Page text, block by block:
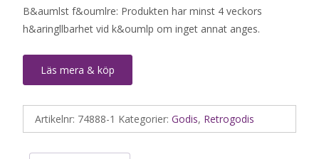
B&aumlst f&oumlre: Produkten har minst 4 veckors
h&aringllbarhet vid k&oumlp om inget annat anges.
Läs mera & köp
Artikelnr: 74888-1 Kategorier: Godis, Retrogodis